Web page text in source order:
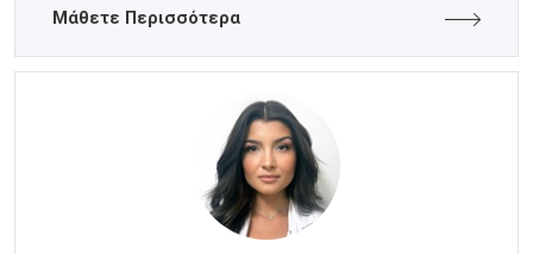
Μάθετε Περισσότερα